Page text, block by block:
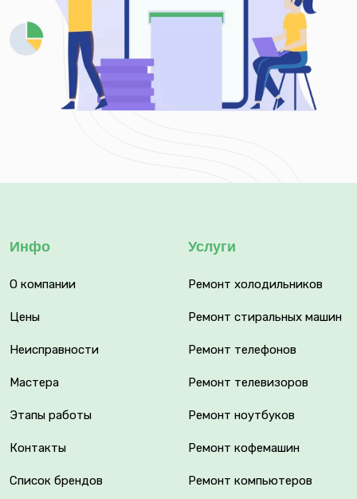
Инфо
О компании
Цены
Неисправности
Мастера
Этапы работы
Контакты
Список брендов
Услуги
Ремонт холодильников
Ремонт стиральных машин
Ремонт телефонов
Ремонт телевизоров
Ремонт ноутбуков
Ремонт кофемашин
Ремонт компьютеров